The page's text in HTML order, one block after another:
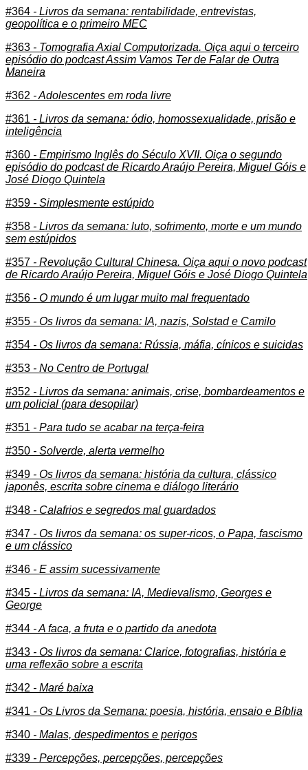
#364 - Livros da semana: rentabilidade, entrevistas,
geopolítica e o primeiro MEC
#363 - Tomografia Axial Computorizada. Oiça aqui o terceiro
episódio do podcast Assim Vamos Ter de Falar de Outra
Maneira
#362 - Adolescentes em roda livre
#361 - Livros da semana: ódio, homossexualidade, prisão e
inteligência
#360 - Empirismo Inglês do Século XVII. Oiça o segundo
episódio do podcast de Ricardo Araújo Pereira, Miguel Góis e
José Diogo Quintela
#359 - Simplesmente estúpido
#358 - Livros da semana: luto, sofrimento, morte e um mundo
sem estúpidos
#357 - Revolução Cultural Chinesa. Oiça aqui o novo podcast
de Ricardo Araújo Pereira, Miguel Góis e José Diogo Quintela
#356 - O mundo é um lugar muito mal frequentado
#355 - Os livros da semana: IA, nazis, Solstad e Camilo
#354 - Os livros da semana: Rússia, máfia, cínicos e suicidas
#353 - No Centro de Portugal
#352 - Livros da semana: animais, crise, bombardeamentos e
um policial (para desopilar)
#351 - Para tudo se acabar na terça-feira
#350 - Solverde, alerta vermelho
#349 - Os livros da semana: história da cultura, clássico
japonês, escrita sobre cinema e diálogo literário
#348 - Calafrios e segredos mal guardados
#347 - Os livros da semana: os super-ricos, o Papa, fascismo
e um clássico
#346 - E assim sucessivamente
#345 - Livros da semana: IA, Medievalismo, Georges e
George
#344 - A faca, a fruta e o partido da anedota
#343 - Os livros da semana: Clarice, fotografias, história e
uma reflexão sobre a escrita
#342 - Maré baixa
#341 - Os Livros da Semana: poesia, história, ensaio e Bíblia
#340 - Malas, despedimentos e perigos
#339 - Percepções, percepções, percepções